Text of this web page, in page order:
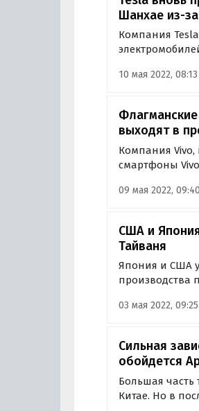
Шанхае из-
Компания
поставками,
10 мая 2022, 08:13
выходят в
Компания
смартфоны
Малайзия.
09 мая 2022, 09:40
США и
Тайваня
Япония и США
производства
тайваньских
03 мая 2022, 09:25
Сильная
обойдется
Большая часть
Китае. Но в